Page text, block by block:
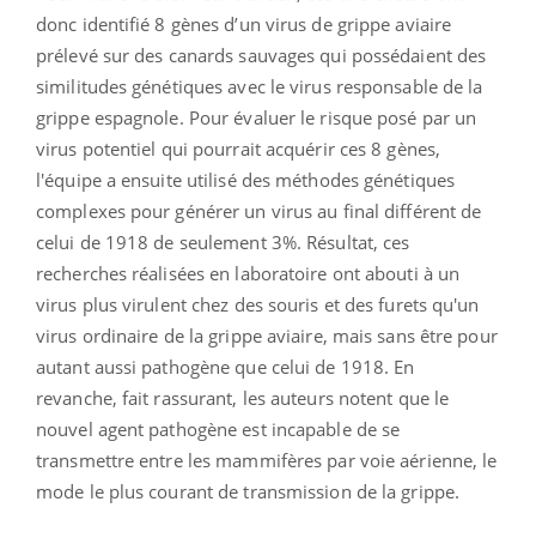
donc identifié 8 gènes d’un virus de grippe aviaire
prélevé sur des canards sauvages qui possédaient des
similitudes génétiques avec le virus responsable de la
grippe espagnole. Pour évaluer le risque posé par un
virus potentiel qui pourrait acquérir ces 8 gènes,
l'équipe a ensuite utilisé des méthodes génétiques
complexes pour générer un virus au final différent de
celui de 1918 de seulement 3%. Résultat, ces
recherches réalisées en laboratoire ont abouti à un
virus plus virulent chez des souris et des furets qu'un
virus ordinaire de la grippe aviaire, mais sans être pour
autant aussi pathogène que celui de 1918. En
revanche, fait rassurant, les auteurs notent que le
nouvel agent pathogène est incapable de se
transmettre entre les mammifères par voie aérienne, le
mode le plus courant de transmission de la grippe.